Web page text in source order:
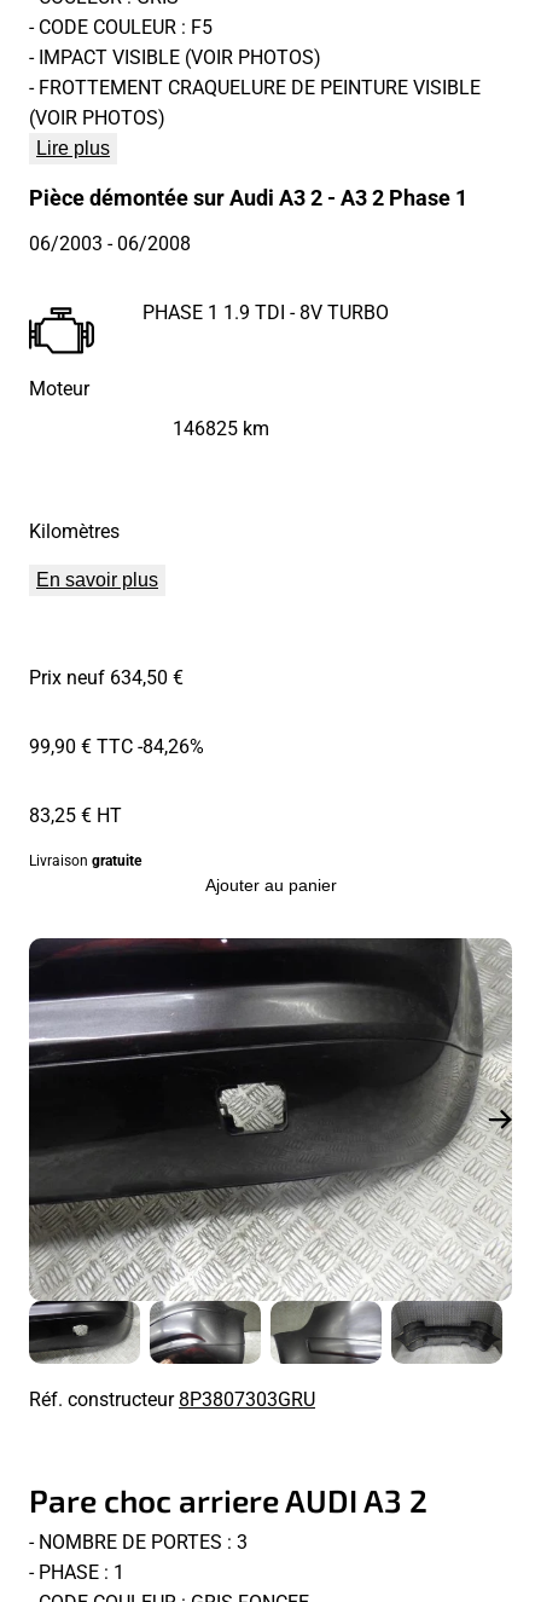
- CODE COULEUR : F5
- IMPACT VISIBLE (VOIR PHOTOS)
- FROTTEMENT CRAQUELURE DE PEINTURE VISIBLE
(VOIR PHOTOS)
Lire plus
Pièce démontée sur Audi A3 2 - A3 2 Phase 1
06/2003 - 06/2008
Moteur
PHASE 1 1.9 TDI - 8V TURBO
Kilomètres
146825 km
En savoir plus
Prix neuf 634,50 €
99,90 € TTC-84,26%
83,25 € HT
Livraison gratuite
Ajouter au panier
Réf. constructeur8P3807303GRU
Pare choc arriere AUDI A3 2
- NOMBRE DE PORTES : 3
- PHASE : 1